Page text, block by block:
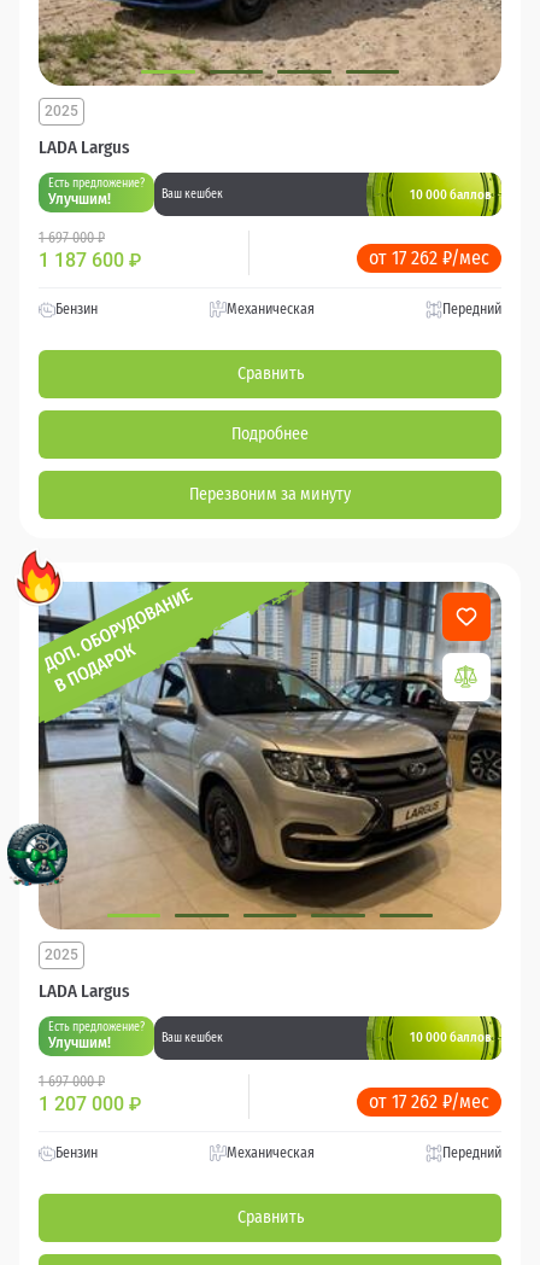
LADA Largus
2025
Есть предложение?
Улучшим! Ваш кешбек 10 000 баллов
1 697 000 ₽
1 187 600 ₽ от 17 262 ₽/мес
Бензин Механическая Передний
Сравнить
Подробнее
Перезвоним за минуту
LADA Largus
2025
Есть предложение?
Улучшим! Ваш кешбек 10 000 баллов
1 697 000 ₽
1 207 000 ₽ от 17 262 ₽/мес
Бензин Механическая Передний
Сравнить